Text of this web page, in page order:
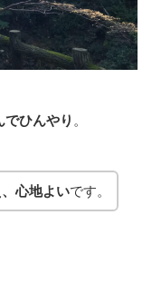
でひんやり 。
心地よいです。